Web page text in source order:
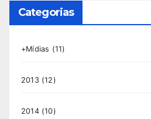
Categorias
+Mídias (11)
2013(12)
2014(10)